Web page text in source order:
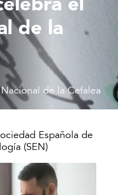
de la
de la Cefalea
Española de
(SEN)